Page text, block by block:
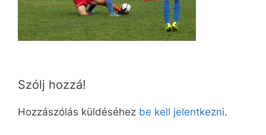
Szólj hozzá!
Hozzászólás küldéséhez be kell jelentkezni.